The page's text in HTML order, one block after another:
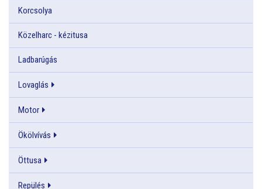
Korcsolya
Közelharc - kézitusa
Ladbarúgás
Lovaglás
Motor
Ökölvívás
Öttusa
Repülés